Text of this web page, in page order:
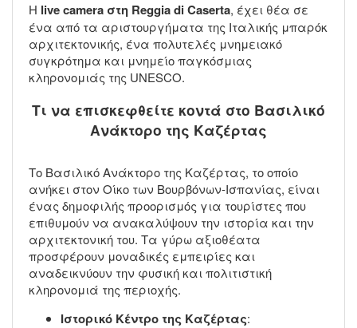
Η live camera στη Reggia di Caserta, έχει θέα σε
ένα από τα αριστουργήματα της Ιταλικής μπαρόκ
αρχιτεκτονικής, ένα πολυτελές μνημειακό
συγκρότημα και μνημείο παγκόσμιας
κληρονομιάς της UNESCO.
Τι να επισκεφθείτε κοντά στο Βασιλικό
Ανάκτορο της Καζέρτας
Το Βασιλικό Ανάκτορο της Καζέρτας, το οποίο
ανήκει στον Οίκο των Βουρβόνων-Ισπανίας, είναι
ένας δημοφιλής προορισμός για τουρίστες που
επιθυμούν να ανακαλύψουν την ιστορία και την
αρχιτεκτονική του. Τα γύρω αξιοθέατα
προσφέρουν μοναδικές εμπειρίες και
αναδεικνύουν την φυσική και πολιτιστική
κληρονομιά της περιοχής.
Ιστορικό Κέντρο της Καζέρτας: